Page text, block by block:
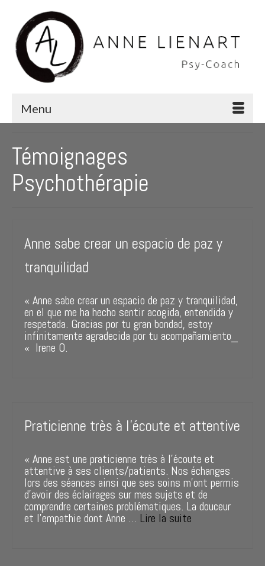
Menu
Témoignages
Psychothérapie
Anne sabe crear un espacio de paz y
tranquilidad
« Anne sabe crear un espacio de paz y tranquilidad,
en el que me ha hecho sentir acogida, entendida y
respetada. Gracias por tu gran bondad, estoy
infinitamente agradecida por tu acompañamiento_
« Irene O.
Praticienne très à l’écoute et attentive
« Anne est une praticienne très à l’écoute et
attentive à ses clients/patients. Nos échanges
lors des séances ainsi que ses soins m’ont permis
d’avoir des éclairages sur mes sujets et de
comprendre certaines problématiques. La douceur
et l’empathie dont Anne … Lire la suite